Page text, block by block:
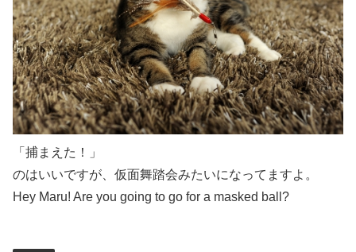
「捕まえた！」
のはいいですが、仮面舞踏会みたいになってますよ。
Hey Maru! Are you going to go for a masked ball?